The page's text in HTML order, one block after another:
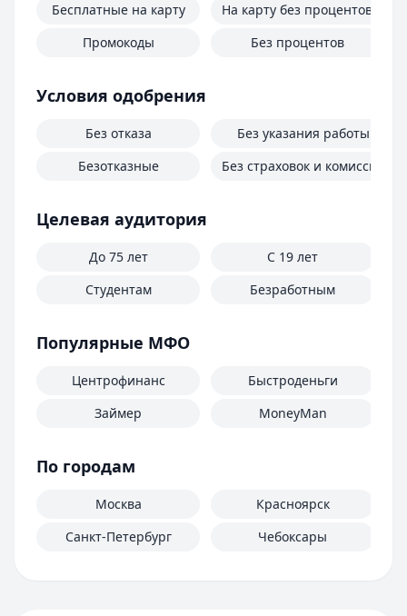
Бесплатные на карту
Промокоды
На карту без процентов
Без процентов
Условия одобрения
Без отказа
Безотказные
Без указания работы
Без страховок и комиссий
Целевая аудитория
До 75 лет
Студентам
С 19 лет
Безработным
Популярные МФО
Центрофинанс
Займер
Быстроденьги
MoneyMan
По городам
Москва
Санкт-Петербург
Красноярск
Чебоксары